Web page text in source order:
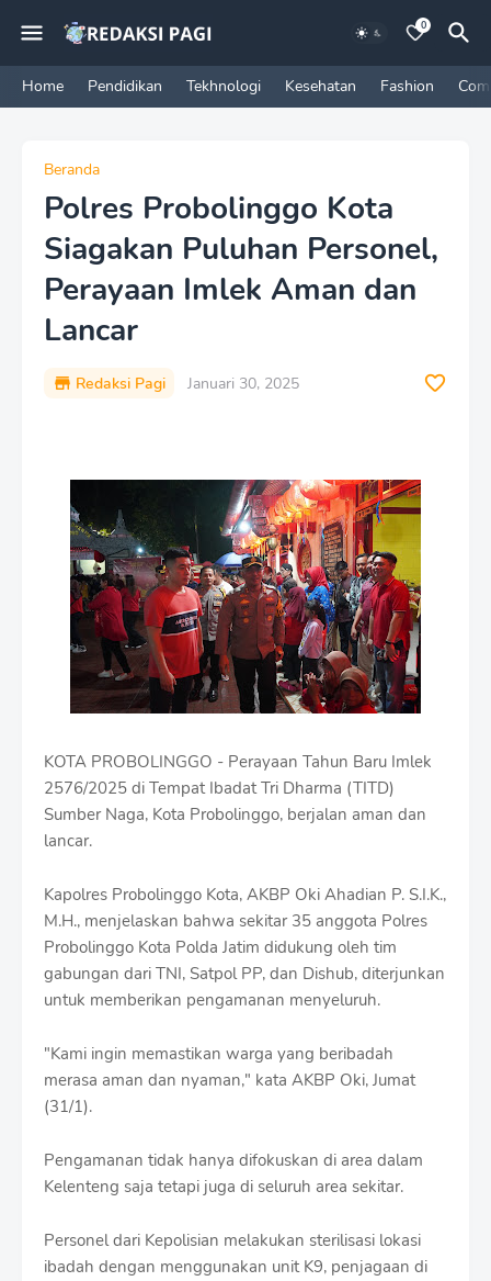
0
Home Pendidikan Tekhnologi Kesehatan Fashion
Beranda
Polres Probolinggo Kota
Siagakan Puluhan Personel,
Perayaan Imlek Aman dan
Lancar
Redaksi Pagi Januari 30, 2025
KOTA PROBOLINGGO - Perayaan Tahun Baru Imlek
2576/2025 di Tempat Ibadat Tri Dharma (TITD)
Sumber Naga, Kota Probolinggo, berjalan aman dan
lancar.
Kapolres Probolinggo Kota, AKBP Oki Ahadian P. S.I.K.,
M.H., menjelaskan bahwa sekitar 35 anggota Polres
Probolinggo Kota Polda Jatim didukung oleh tim
gabungan dari TNI, Satpol PP, dan Dishub, diterjunkan
untuk memberikan pengamanan menyeluruh.
"Kami ingin memastikan warga yang beribadah
merasa aman dan nyaman," kata AKBP Oki, Jumat
(31/1).
Pengamanan tidak hanya difokuskan di area dalam
Kelenteng saja tetapi juga di seluruh area sekitar.
Personel dari Kepolisian melakukan sterilisasi lokasi
ibadah dengan menggunakan unit K9, penjagaan di
e
s
i
g
n
i
t
h
S
h
r
f
T
e
m
l
a
s